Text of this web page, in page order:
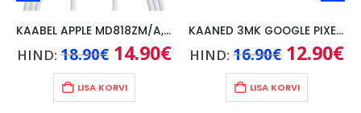
KAABEL APPLE MD818ZM/A, 1M
HIND:18.90€ Algne
hind
oli:
18.90€.
14.90€Praegune
hind
LISA KORVI
KAANED 3MK GOOGLE PIXEL 9A, MUST
HIND:16.90€ Algne
hind
oli:
16.90€.
12.90€
LISA KORVI